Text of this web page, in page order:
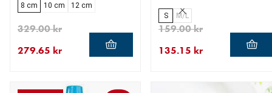
8 cm 10 cm 12 cm
279.65 kr
329.00 kr
S M/L
135.15 kr
159.00 kr